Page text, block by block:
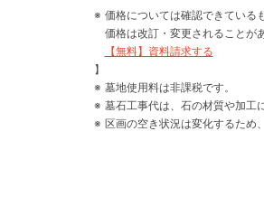
価格については確認できている
価格は改訂・変更されることが
【無料】資料請求する
】
墓地使用料は非課税です。
墓石工事代は、石の材質や加工
区画の空き状況は変化するため